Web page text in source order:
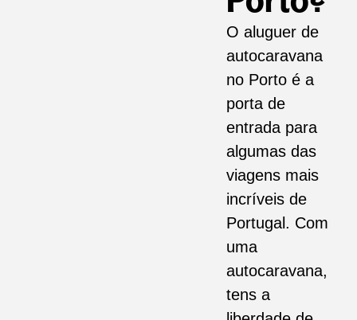
O aluguer de
autocaravana
no Porto é a
porta de
entrada para
algumas das
viagens mais
incríveis de
Portugal. Com
uma
autocaravana,
tens a